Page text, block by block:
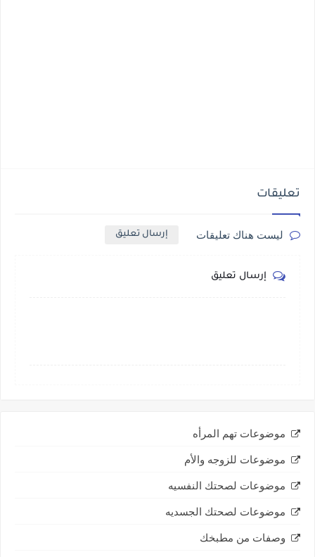
تعليقات
ليست هناك تعليقات إرسال تعليق
إرسال تعليق
موضوعات تهم المرأه
موضوعات للزوجه والأم
موضوعات لصحتك النفسيه
موضوعات لصحتك الجسديه
وصفات من مطبخك